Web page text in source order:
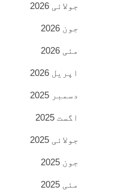
جولائی 2026
جون 2026
مئی 2026
اپریل 2026
دسمبر 2025
اگست 2025
جولائی 2025
جون 2025
مئی 2025